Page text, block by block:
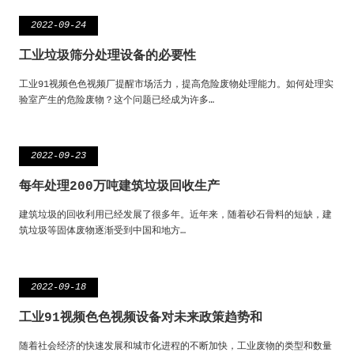
2022-09-24
工业垃圾筛分处理设备的必要性
工业91视频色色视频厂提醒市场活力，提高危险废物处理能力。如何处理实
验室产生的危险废物？这个问题已经成为许多…
2022-09-23
每年处理200万吨建筑垃圾回收生产
建筑垃圾的回收利用已经发展了很多年。近年来，随着砂石骨料的短缺，建
筑垃圾等固体废物逐渐受到中国和地方…
2022-09-18
工业91视频色色视频设备对未来政策趋势和
随着社会经济的快速发展和城市化进程的不断加快，工业废物的类型和数量